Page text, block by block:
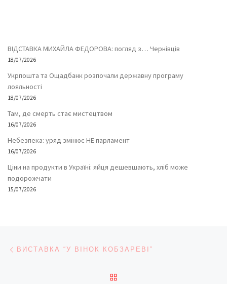
ВІДСТАВКА МИХАЙЛА ФЕДОРОВА: погляд з… Чернівців
18/07/2026
Укрпошта та Ощадбанк розпочали державну програму
лояльності
18/07/2026
Там, де смерть стає мистецтвом
16/07/2026
Небезпека: уряд змінює НЕ парламент
16/07/2026
Ціни на продукти в Україні: яйця дешевшають, хліб може
подорожчати
15/07/2026
Навігація записів
ВИСТАВКА “У ВІНОК КОБЗАРЕВІ”